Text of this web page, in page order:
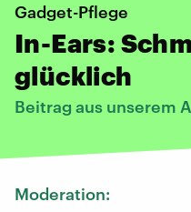
Gadget-Pflege
In-Ears:
glücklich
Beitrag aus unserem
Moderation: